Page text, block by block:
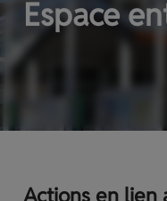
Espace
Actions en lien